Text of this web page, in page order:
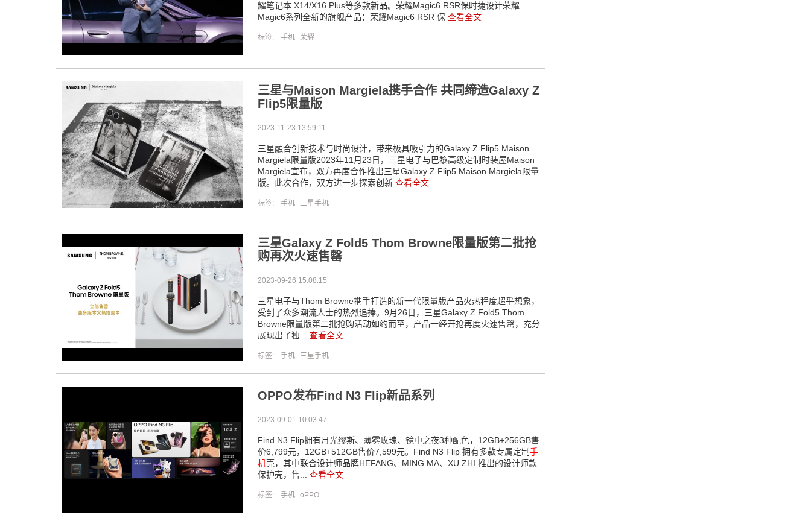
耀笔记本 X14/X16 Plus等多款新品。荣耀Magic6 RSR保时捷设计荣耀
Magic6系列全新的旗舰产品：荣耀Magic6 RSR 保 查看全文
标签: 手机 荣耀
三星与Maison Margiela携手合作 共同缔造Galaxy Z
Flip5限量版
2023-11-23 13:59:11
三星融合创新技术与时尚设计，带来极具吸引力的Galaxy Z Flip5 Maison
Margiela限量版2023年11月23日，三星电子与巴黎高级定制时装屋Maison
Margiela宣布，双方再度合作推出三星Galaxy Z Flip5 Maison Margiela限量
版。此次合作，双方进一步探索创新 查看全文
标签: 手机 三星手机
三星Galaxy Z Fold5 Thom Browne限量版第二批抢
购再次火速售罄
2023-09-26 15:08:15
三星电子与Thom Browne携手打造的新一代限量版产品火热程度超乎想象，
受到了众多潮流人士的热烈追捧。9月26日，三星Galaxy Z Fold5 Thom
Browne限量版第二批抢购活动如约而至，产品一经开抢再度火速售罄，充分
展现出了独... 查看全文
标签: 手机 三星手机
OPPO发布Find N3 Flip新品系列
2023-09-01 10:03:47
Find N3 Flip拥有月光缪斯、薄雾玫瑰、镜中之夜3种配色，12GB+256GB售
价6,799元，12GB+512GB售价7,599元。Find N3 Flip 拥有多款专属定制手
机壳，其中联合设计师品牌HEFANG、MING MA、XU ZHI 推出的设计师款
保护壳，售... 查看全文
标签: 手机 oPPO